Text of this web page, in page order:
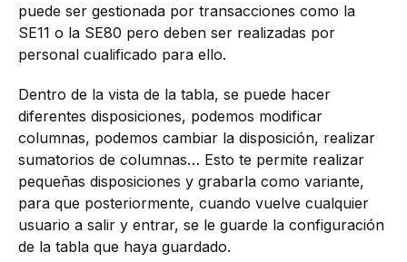
puede ser gestionada por transacciones como la
SE11 o la SE80 pero deben ser realizadas por
personal cualificado para ello.
Dentro de la vista de la tabla, se puede hacer
diferentes disposiciones, podemos modificar
columnas, podemos cambiar la disposición, realizar
sumatorios de columnas… Esto te permite realizar
pequeñas disposiciones y grabarla como variante,
para que posteriormente, cuando vuelve cualquier
usuario a salir y entrar, se le guarde la configuración
de la tabla que haya guardado.